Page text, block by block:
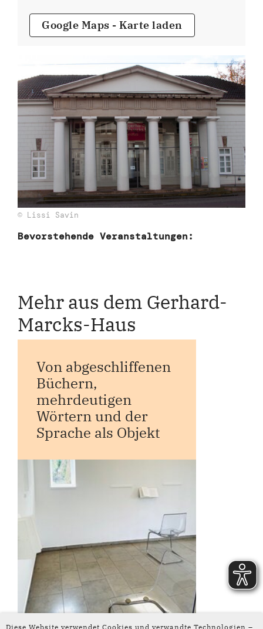
Diese Website verwendet Cookies und verwandte Technologien –
Google Maps - Karte laden
© Lissi Savin
Bevorstehende Veranstaltungen:
Mehr aus dem Gerhard-
Marcks-Haus
Von abgeschliffenen
Büchern,
mehrdeutigen
Wörtern und der
Sprache als Objekt